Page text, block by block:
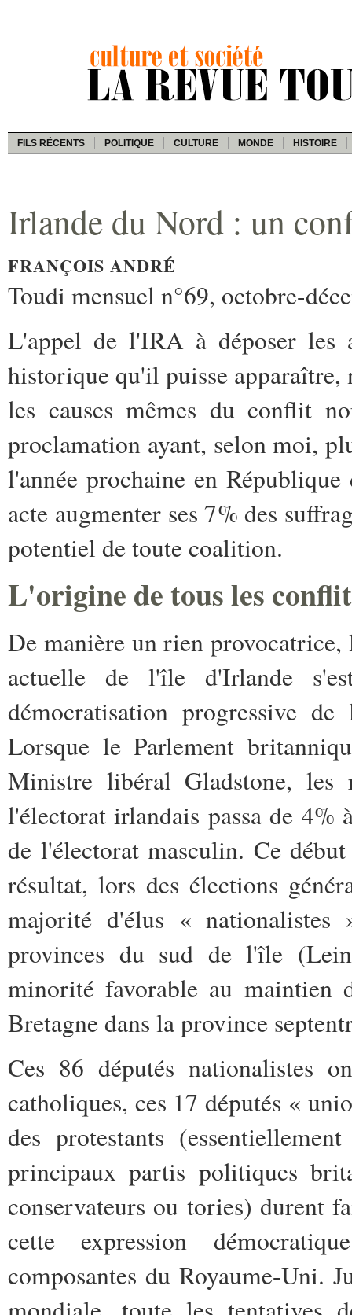
FILS RÉCENTS POLITIQUE CULTURE MONDE HISTOIRE
Irlande du Nord : un
FRANÇOIS ANDRÉ
Toudi mensuel n°69, octobre-
L'appel de l'IRA à déposer les
historique qu'il puisse
les causes mêmes du conflit
proclamation ayant, selon moi,
l'année prochaine en
acte augmenter ses 7% des
potentiel de toute coalition.
L'origine de tous les
De manière un rien
actuelle de l'île d'Irlande
démocratisation progressive
Lorsque le Parlement
Ministre libéral Gladstone, les
l'électorat irlandais passa de
de l'électorat masculin. Ce
résultat, lors des élections
majorité d'élus «
provinces du sud de l'île
minorité favorable au
Bretagne dans la province
Ces 86 députés nationalistes
catholiques, ces 17 députés «
des protestants
principaux partis politiques
conservateurs ou tories) durent
cette expression
composantes du Royaume-Uni.